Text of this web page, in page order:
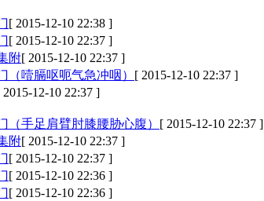
[ 2015-12-10 22:38 ]
[ 2015-12-10 22:37 ]
附[ 2015-12-10 22:37 ]
（噎膈呕呃气急冲咽） [ 2015-12-10 22:37 ]
2015-12-10 22:37 ]
（手足肩臂肘膝腰胁心腹） [ 2015-12-10 22:37 ]
附[ 2015-12-10 22:37 ]
[ 2015-12-10 22:37 ]
[ 2015-12-10 22:36 ]
[ 2015-12-10 22:36 ]